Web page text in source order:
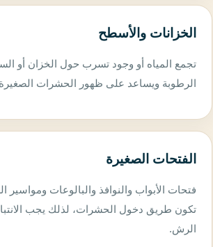
الخزانات والأسطح
تجمع المياه أو وجود تسرب حول الخزان أو
الرطوبة ويساعد على ظهور الحشرات
الفتحات الصغيرة
فتحات الأبواب والنوافذ والبالوعات
تكون طريق دخول الحشرات، لذلك يجب
الرش.